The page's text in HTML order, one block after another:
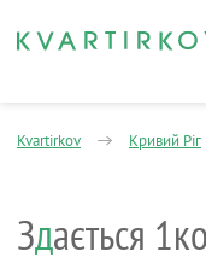
Kvartirkov Кривий Ріг
Здається